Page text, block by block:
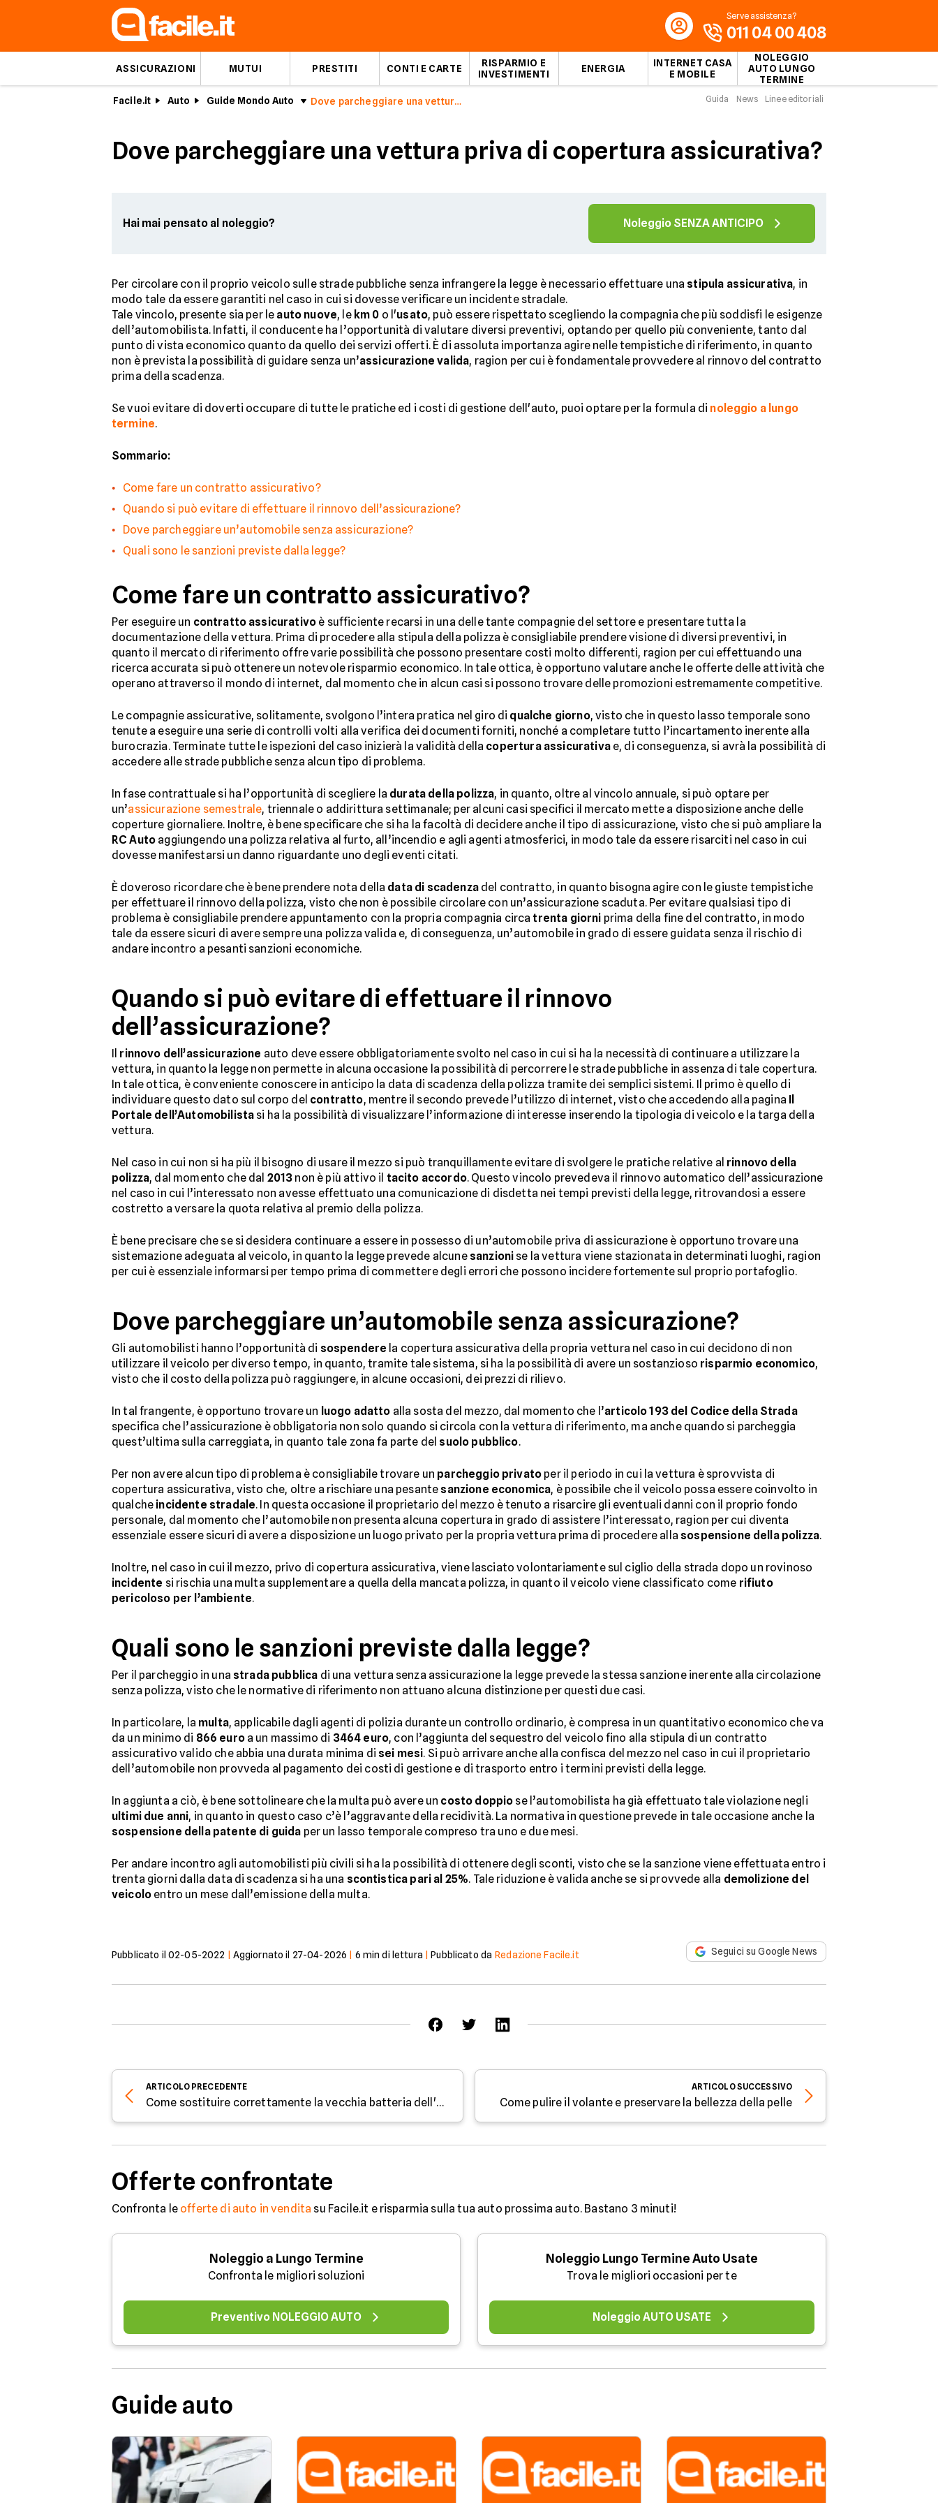
ASSICURAZIONI MUTUI PRESTITI CONTI E CARTE
RISPARMIO E
INVESTIMENTI
ENERGIA
INTERNET CASA
E MOBILE
NOLEGGIO
AUTO LUNGO
TERMINE
Serve assistenza?
011 04 00 408
Facile.it Auto Guide Mondo Auto Dove parcheggiare una vettura priva di copertura assicurativa? Guida News Linee editoriali
Dove parcheggiare una vettura priva di copertura assicurativa?
Hai mai pensato al noleggio? Noleggio SENZA ANTICIPO
Per circolare con il proprio veicolo sulle strade pubbliche senza infrangere la legge è necessario effettuare una stipula assicurativa, in
modo tale da essere garantiti nel caso in cui si dovesse verificare un incidente stradale.
Tale vincolo, presente sia per le auto nuove, le km 0 o l'usato, può essere rispettato scegliendo la compagnia che più soddisfi le esigenze
dell’automobilista. Infatti, il conducente ha l’opportunità di valutare diversi preventivi, optando per quello più conveniente, tanto dal
punto di vista economico quanto da quello dei servizi offerti. È di assoluta importanza agire nelle tempistiche di riferimento, in quanto
non è prevista la possibilità di guidare senza un’assicurazione valida, ragion per cui è fondamentale provvedere al rinnovo del contratto
prima della scadenza.
Se vuoi evitare di doverti occupare di tutte le pratiche ed i costi di gestione dell'auto, puoi optare per la formula di noleggio a lungo
termine.
Sommario:
Come fare un contratto assicurativo?
Quando si può evitare di effettuare il rinnovo dell’assicurazione?
Dove parcheggiare un’automobile senza assicurazione?
Quali sono le sanzioni previste dalla legge?
Come fare un contratto assicurativo?
Per eseguire un contratto assicurativo è sufficiente recarsi in una delle tante compagnie del settore e presentare tutta la
documentazione della vettura. Prima di procedere alla stipula della polizza è consigliabile prendere visione di diversi preventivi, in
quanto il mercato di riferimento offre varie possibilità che possono presentare costi molto differenti, ragion per cui effettuando una
ricerca accurata si può ottenere un notevole risparmio economico. In tale ottica, è opportuno valutare anche le offerte delle attività che
operano attraverso il mondo di internet, dal momento che in alcun casi si possono trovare delle promozioni estremamente competitive.
Le compagnie assicurative, solitamente, svolgono l’intera pratica nel giro di qualche giorno, visto che in questo lasso temporale sono
tenute a eseguire una serie di controlli volti alla verifica dei documenti forniti, nonché a completare tutto l’incartamento inerente alla
burocrazia. Terminate tutte le ispezioni del caso inizierà la validità della copertura assicurativae, di conseguenza, si avrà la possibilità di
accedere alle strade pubbliche senza alcun tipo di problema.
In fase contrattuale si ha l’opportunità di scegliere la durata della polizza, in quanto, oltre al vincolo annuale, si può optare per
un’assicurazione semestrale, triennale o addirittura settimanale; per alcuni casi specifici il mercato mette a disposizione anche delle
coperture giornaliere. Inoltre, è bene specificare che si ha la facoltà di decidere anche il tipo di assicurazione, visto che si può ampliare la
RC Auto aggiungendo una polizza relativa al furto, all’incendio e agli agenti atmosferici, in modo tale da essere risarciti nel caso in cui
dovesse manifestarsi un danno riguardante uno degli eventi citati.
È doveroso ricordare che è bene prendere nota della data di scadenzadel contratto, in quanto bisogna agire con le giuste tempistiche
per effettuare il rinnovo della polizza, visto che non è possibile circolare con un’assicurazione scaduta. Per evitare qualsiasi tipo di
problema è consigliabile prendere appuntamento con la propria compagnia circa trenta giorni prima della fine del contratto, in modo
tale da essere sicuri di avere sempre una polizza valida e, di conseguenza, un’automobile in grado di essere guidata senza il rischio di
andare incontro a pesanti sanzioni economiche.
Quando si può evitare di effettuare il rinnovo
dell’assicurazione?
Il rinnovo dell’assicurazione auto deve essere obbligatoriamente svolto nel caso in cui si ha la necessità di continuare a utilizzare la
vettura, in quanto la legge non permette in alcuna occasione la possibilità di percorrere le strade pubbliche in assenza di tale copertura.
In tale ottica, è conveniente conoscere in anticipo la data di scadenza della polizza tramite dei semplici sistemi. Il primo è quello di
individuare questo dato sul corpo del contratto, mentre il secondo prevede l’utilizzo di internet, visto che accedendo alla pagina Il
Portale dell’Automobilista si ha la possibilità di visualizzare l’informazione di interesse inserendo la tipologia di veicolo e la targa della
vettura.
Nel caso in cui non si ha più il bisogno di usare il mezzo si può tranquillamente evitare di svolgere le pratiche relative al rinnovo della
polizza, dal momento che dal 2013 non è più attivo il tacito accordo. Questo vincolo prevedeva il rinnovo automatico dell’assicurazione
nel caso in cui l’interessato non avesse effettuato una comunicazione di disdetta nei tempi previsti della legge, ritrovandosi a essere
costretto a versare la quota relativa al premio della polizza.
È bene precisare che se si desidera continuare a essere in possesso di un’automobile priva di assicurazione è opportuno trovare una
sistemazione adeguata al veicolo, in quanto la legge prevede alcune sanzioni se la vettura viene stazionata in determinati luoghi, ragion
per cui è essenziale informarsi per tempo prima di commettere degli errori che possono incidere fortemente sul proprio portafoglio.
Dove parcheggiare un’automobile senza assicurazione?
Gli automobilisti hanno l’opportunità di sospendere la copertura assicurativa della propria vettura nel caso in cui decidono di non
utilizzare il veicolo per diverso tempo, in quanto, tramite tale sistema, si ha la possibilità di avere un sostanzioso risparmio economico,
visto che il costo della polizza può raggiungere, in alcune occasioni, dei prezzi di rilievo.
In tal frangente, è opportuno trovare un luogo adatto alla sosta del mezzo, dal momento che l’articolo 193 del Codice della Strada
specifica che l’assicurazione è obbligatoria non solo quando si circola con la vettura di riferimento, ma anche quando si parcheggia
quest’ultima sulla carreggiata, in quanto tale zona fa parte del suolo pubblico.
Per non avere alcun tipo di problema è consigliabile trovare un parcheggio privato per il periodo in cui la vettura è sprovvista di
copertura assicurativa, visto che, oltre a rischiare una pesante sanzione economica, è possibile che il veicolo possa essere coinvolto in
qualche incidente stradale. In questa occasione il proprietario del mezzo è tenuto a risarcire gli eventuali danni con il proprio fondo
personale, dal momento che l’automobile non presenta alcuna copertura in grado di assistere l’interessato, ragion per cui diventa
essenziale essere sicuri di avere a disposizione un luogo privato per la propria vettura prima di procedere alla sospensione della polizza.
Inoltre, nel caso in cui il mezzo, privo di copertura assicurativa, viene lasciato volontariamente sul ciglio della strada dopo un rovinoso
incidente si rischia una multa supplementare a quella della mancata polizza, in quanto il veicolo viene classificato come rifiuto
pericoloso per l’ambiente.
Quali sono le sanzioni previste dalla legge?
Per il parcheggio in una strada pubblica di una vettura senza assicurazione la legge prevede la stessa sanzione inerente alla circolazione
senza polizza, visto che le normative di riferimento non attuano alcuna distinzione per questi due casi.
In particolare, la multa, applicabile dagli agenti di polizia durante un controllo ordinario, è compresa in un quantitativo economico che va
da un minimo di 866 euroa un massimo di 3464 euro, con l’aggiunta del sequestro del veicolo fino alla stipula di un contratto
assicurativo valido che abbia una durata minima di sei mesi. Si può arrivare anche alla confisca del mezzo nel caso in cui il proprietario
dell’automobile non provveda al pagamento dei costi di gestione e di trasporto entro i termini previsti della legge.
In aggiunta a ciò, è bene sottolineare che la multa può avere un costo doppio se l’automobilista ha già effettuato tale violazione negli
ultimi due anni, in quanto in questo caso c’è l’aggravante della recidività. La normativa in questione prevede in tale occasione anche la
sospensione della patente di guida per un lasso temporale compreso tra uno e due mesi.
Per andare incontro agli automobilisti più civili si ha la possibilità di ottenere degli sconti, visto che se la sanzione viene effettuata entro i
trenta giorni dalla data di scadenza si ha una scontistica pari al 25%. Tale riduzione è valida anche se si provvede alla demolizione del
veicolo entro un mese dall’emissione della multa.
Pubblicato il 02-05-2022 Aggiornato il 27-04-2026 6 min di lettura |Pubblicato da Redazione Facile.it Seguici su Google News
ARTICOLO PRECEDENTE
Come sostituire correttamente la vecchia batteria dell'auto
ARTICOLOSUCCESSIVO
Come pulire il volante e preservare la bellezza della pelle
Offerte confrontate
Confronta le offerte di auto in vendita su Facile.it e risparmia sulla tua auto prossima auto. Bastano 3 minuti!
Noleggio a Lungo Termine
Confronta le migliori soluzioni
Preventivo NOLEGGIO AUTO
Noleggio Lungo Termine Auto Usate
Trova le migliori occasioni per te
Noleggio AUTO USATE
Guide auto